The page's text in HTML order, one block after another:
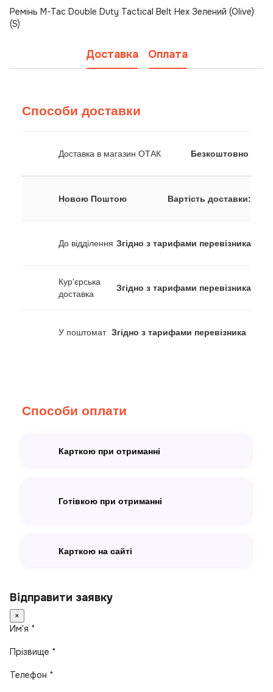
Ремінь M-Tac Double Duty Tactical Belt Hex Зелений (Olive)
(S)
Доставка Оплата
Способи доставки
Доставка в магазин ОТАК Безкоштовно
Новою Поштою Вартість доставки:
До відділення Згідно з тарифами перевізника
Кур'єрська
доставка
Згідно з тарифами перевізника
У поштомат Згідно з тарифами перевізника
Способи оплати
Карткою при отриманні
Готівкою при отриманні
Карткою на сайті
Відправити заявку
×
Имʼя *
Прізвище *
Телефон *